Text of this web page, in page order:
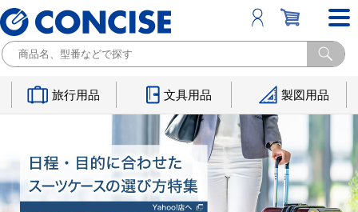
旅行用品 文具用品 製図用品